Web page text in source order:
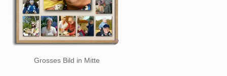
Grosses Bild in Mitte